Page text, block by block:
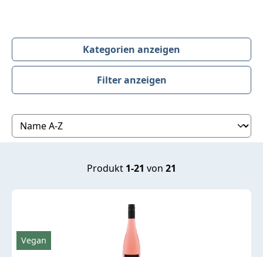
Kategorien anzeigen
Filter anzeigen
Produktübersicht
Produkt 1-21 von 21
Vegan